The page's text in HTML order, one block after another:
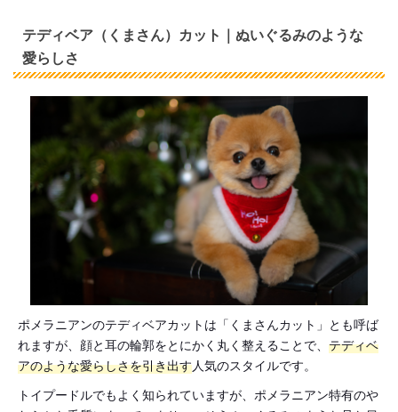
テディベア（くまさん）カット｜ぬいぐるみのような
愛らしさ
ポメラニアンのテディベアカットは「くまさんカット」とも呼ば
れますが、顔と耳の輪郭をとにかく丸く整えることで、 テディベ
アのような愛らしさを引き出す人気のスタイルです。
トイプードルでもよく知られていますが、ポメラニアン特有のや